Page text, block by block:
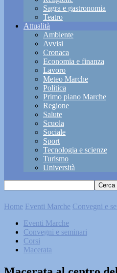
Sagra e gastronomia
Teatro
Attualità
Ambiente
Avvisi
Cronaca
Economia e finanza
Lavoro
Meteo Marche
Politica
Primo piano Marche
Regione
Salute
Scuola
Sociale
Sport
Tecnologia e scienze
Turismo
Università
Home Eventi Marche Convegni e
Eventi Marche
Convegni e seminari
Corsi
Macerata